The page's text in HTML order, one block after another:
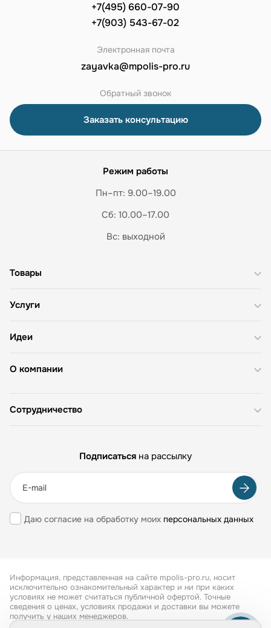
+7(495) 660-07-90
+7(903) 543-67-02
Электронная почта
zayavka@mpolis-pro.ru
Обратный звонок
Заказать консультацию
Режим работы
Пн–пт: 9.00–19.00
Сб: 10.00–17.00
Вс: выходной
О компании
Товары
Услуги
Идеи
Сотрудничество
Подписаться на рассылку
Даю согласие на обработку моих персональных данных
Информация, представленная на сайте mpolis-pro.ru, носит
исключительно ознакомительный характер и ни при каких
условиях не может считаться публичной офертой. Точные
сведения о ценах, условиях продажи и доставки вы можете
получить у наших менеджеров.